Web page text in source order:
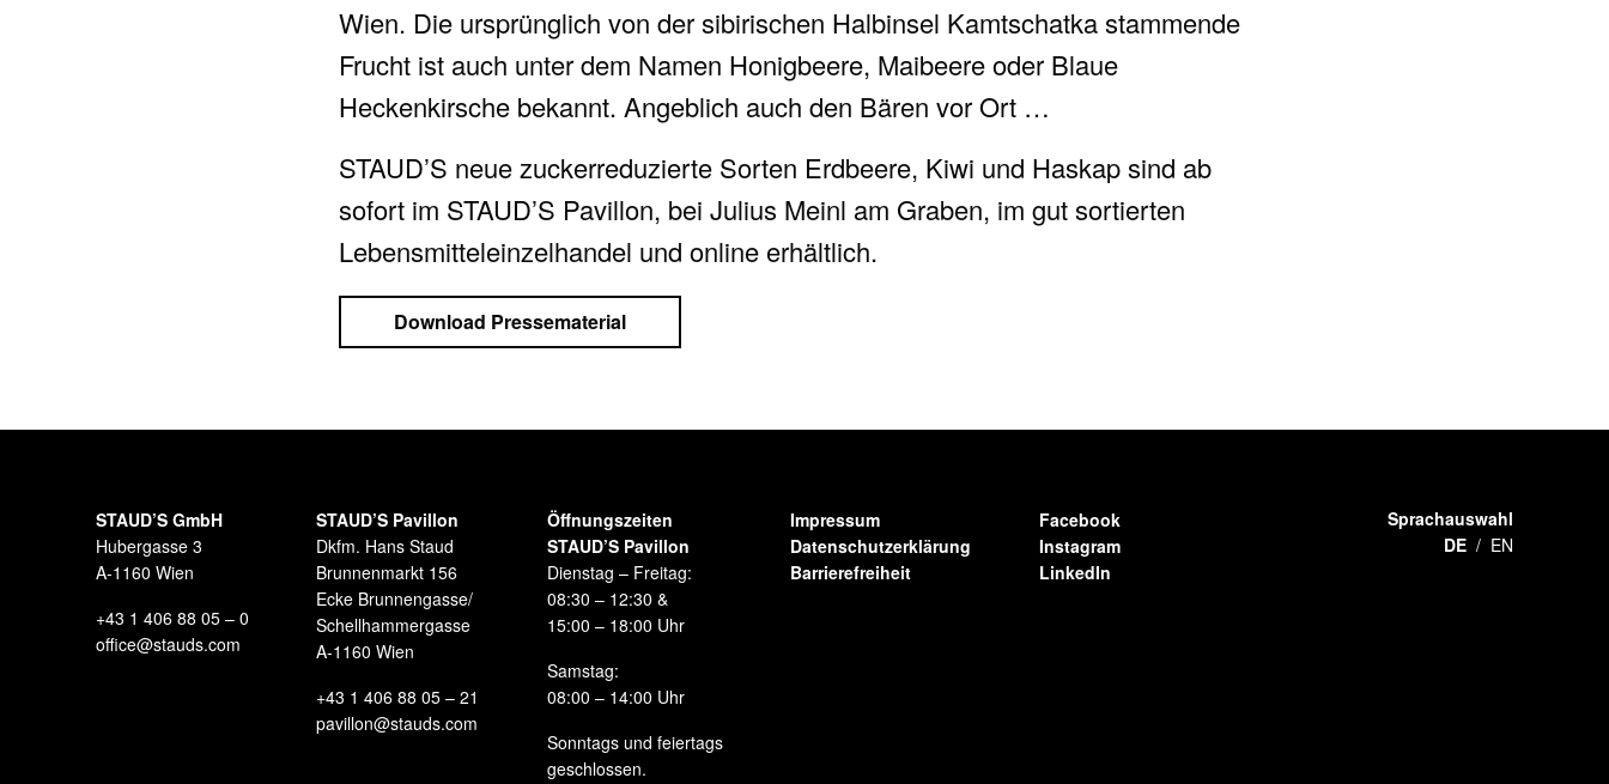
Wien. Die ursprünglich von der sibirischen Halbinsel Kamtschatka stammende
Frucht ist auch unter dem Namen Honigbeere, Maibeere oder Blaue
Heckenkirsche bekannt. Angeblich auch den Bären vor Ort …
STAUD’S neue zuckerreduzierte Sorten Erdbeere, Kiwi und Haskap sind ab
sofort im STAUD’S Pavillon, bei Julius Meinl am Graben, im gut sortierten
Lebensmitteleinzelhandel und online erhältlich.
Download Pressematerial
STAUD’S GmbH
Hubergasse 3
A-1160 Wien
+43 1 406 88 05 – 0
office@stauds.com
STAUD’S Pavillon
Dkfm. Hans Staud
Brunnenmarkt 156
Ecke Brunnengasse/
Schellhammergasse
A-1160 Wien
+43 1 406 88 05 – 21
pavillon@stauds.com
Öffnungszeiten
STAUD’S Pavillon
Dienstag – Freitag:
08:30 – 12:30 &
15:00 – 18:00 Uhr
Samstag:
08:00 – 14:00 Uhr
Sonntags und feiertags
geschlossen.
Impressum
Datenschutzerklärung
Barrierefreiheit
Facebook
Instagram
LinkedIn
Sprachauswahl
DE
EN